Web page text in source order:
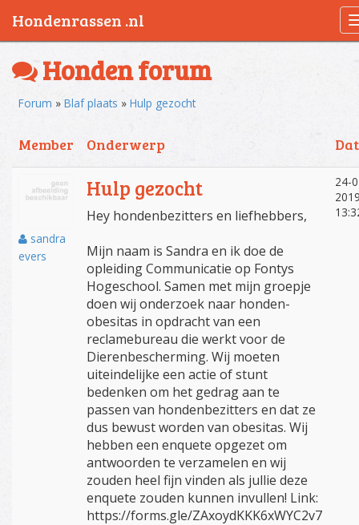
Honden forum
Forum » Blaf plaats » Hulp gezocht
Member Onderwerp
sandra
evers
Hulp gezocht
Hey hondenbezitters en liefhebbers,
Mijn naam is Sandra en ik doe de
opleiding Communicatie op Fontys
Hogeschool. Samen met mijn groepje
doen wij onderzoek naar honden-
obesitas in opdracht van een
reclamebureau die werkt voor de
Dierenbescherming. Wij moeten
uiteindelijke een actie of stunt
bedenken om het gedrag aan te
passen van hondenbezitters en dat ze
dus bewust worden van obesitas. Wij
hebben een enquete opgezet om
antwoorden te verzamelen en wij
zouden heel fijn vinden als jullie deze
enquete zouden kunnen invullen! Link:
https://forms.gle/ZAxoydKKK6xWYC2v7
24-
Hondenrassen .nl